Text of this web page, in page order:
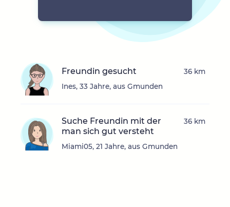
Freundin gesucht
Ines, 33 Jahre, aus Gmunden
36 km
Suche Freundin mit der
man sich gut versteht
Miami05, 21 Jahre, aus Gmunden
36 km